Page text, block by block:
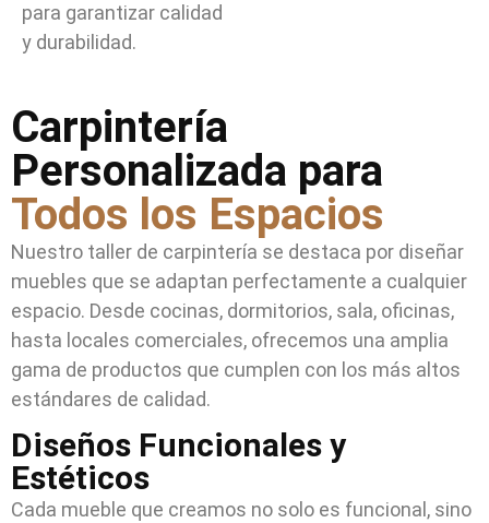
para garantizar calidad
y durabilidad.
Carpintería
Personalizada para
Todos los Espacios
Nuestro taller de carpintería se destaca por diseñar
muebles que se adaptan perfectamente a cualquier
espacio. Desde cocinas, dormitorios, sala, oficinas,
hasta locales comerciales, ofrecemos una amplia
gama de productos que cumplen con los más altos
estándares de calidad.
Diseños Funcionales y
Estéticos
Cada mueble que creamos no solo es funcional, sino